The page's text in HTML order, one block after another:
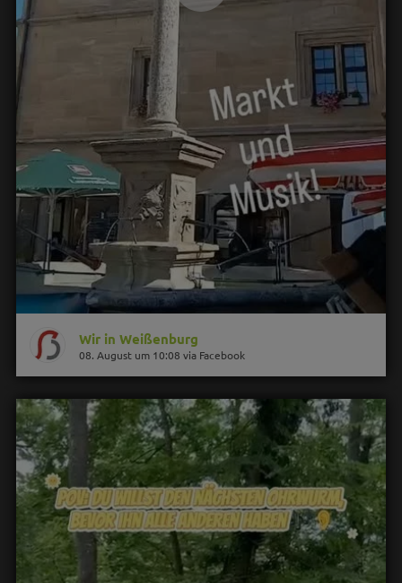
Wir in Weißenburg
08. August um 10:08 via Facebook